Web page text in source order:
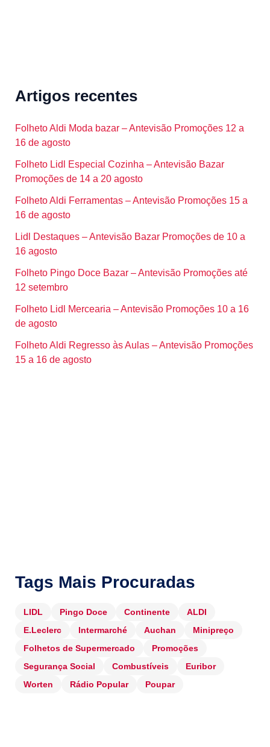
Artigos recentes
Folheto Aldi Moda bazar – Antevisão Promoções 12 a
16 de agosto
Folheto Lidl Especial Cozinha – Antevisão Bazar
Promoções de 14 a 20 agosto
Folheto Aldi Ferramentas – Antevisão Promoções 15 a
16 de agosto
Lidl Destaques – Antevisão Bazar Promoções de 10 a
16 agosto
Folheto Pingo Doce Bazar – Antevisão Promoções até
12 setembro
Folheto Lidl Mercearia – Antevisão Promoções 10 a 16
de agosto
Folheto Aldi Regresso às Aulas – Antevisão Promoções
15 a 16 de agosto
Tags Mais Procuradas
LIDL Pingo Doce Continente
ALDI
E.Leclerc
Intermarché Auchan
Minipreço
Folhetos de Supermercado
Promoções
Segurança Social
Combustíveis
Euribor
Worten
Rádio Popular Poupar